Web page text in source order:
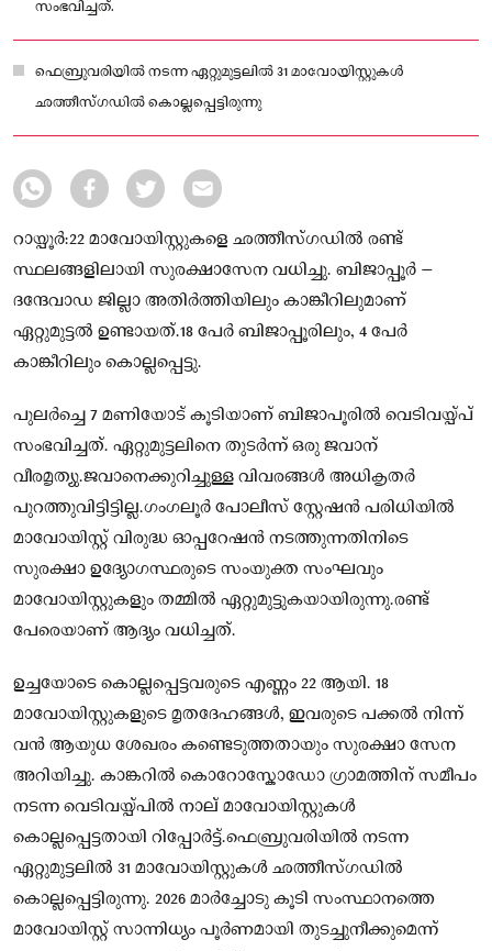
സംഭവിച്ചത്.
ഫെബ്രുവരിയിൽ നടന്ന ഏറ്റുമുട്ടലിൽ 31 മാവോയിസ്റ്റുകൾ
ഛത്തീസ്ഗഡിൽ കൊല്ലപ്പെട്ടിരുന്നു
റായ്പൂർ:22 മാവോയിസ്റ്റുകളെ ഛത്തീസ്‌ഗഡിൽ രണ്ട്
സ്ഥലങ്ങളിലായി സുരക്ഷാസേന വധിച്ചു. ബിജാപ്പൂർ –
ദന്ദേവാഡ ജില്ലാ അതിർത്തിയിലും കാങ്കീറിലുമാണ്
ഏറ്റുമുട്ടൽ ഉണ്ടായത്.18 പേർ ബിജാപ്പൂരിലും, 4 പേർ
കാങ്കീറിലും കൊല്ലപ്പെട്ടു.
പുലർച്ചെ 7 മണിയോട് കൂടിയാണ് ബിജാപൂരിൽ വെടിവയ്പ്പ്
സംഭവിച്ചത്. ഏറ്റുമുട്ടലിനെ തുടർന്ന് ഒരു ജവാന്
വീരമൃത്യു.ജവാനെക്കുറിച്ചുള്ള വിവരങ്ങള്‍ അധികൃതര്‍
പുറത്തുവിട്ടിട്ടില്ല.ഗംഗലൂർ പോലീസ് സ്റ്റേഷൻ പരിധിയിൽ
മാവോയിസ്റ്റ് വിരുദ്ധ ഓപ്പറേഷൻ നടത്തുന്നതിനിടെ
സുരക്ഷാ ഉദ്യോഗസ്ഥരുടെ സംയുക്ത സംഘവും
മാവോയിസ്റ്റുകളും തമ്മിൽ ഏറ്റുമുട്ടുകയായിരുന്നു.രണ്ട്
പേരെയാണ് ആദ്യം വധിച്ചത്.
ഉച്ചയോടെ കൊല്ലപ്പെട്ടവരുടെ എണ്ണം 22 ആയി. 18
മാവോയിസ്റ്റുകളുടെ മൃതദേഹങ്ങൾ, ഇവരുടെ പക്കൽ നിന്ന്
വൻ ആയുധ ശേഖരം കണ്ടെടുത്തതായും സുരക്ഷാ സേന
അറിയിച്ചു. കാങ്കറിൽ കൊറോസ്കോഡോ ഗ്രാമത്തിന് സമീപം
നടന്ന വെടിവയ്പ്പിൽ നാല് മാവോയിസ്റ്റുകൾ
കൊല്ലപ്പെട്ടതായി റിപ്പോർട്ട്.ഫെബ്രുവരിയിൽ നടന്ന
ഏറ്റുമുട്ടലിൽ 31 മാവോയിസ്റ്റുകൾ ഛത്തീസ്ഗഡിൽ
കൊല്ലപ്പെട്ടിരുന്നു. 2026 മാർച്ചോടു കൂടി സംസ്ഥാനത്തെ
മാവോയിസ്റ്റ് സാന്നിധ്യം പൂർണമായി തുടച്ചുനീക്കുമെന്ന്